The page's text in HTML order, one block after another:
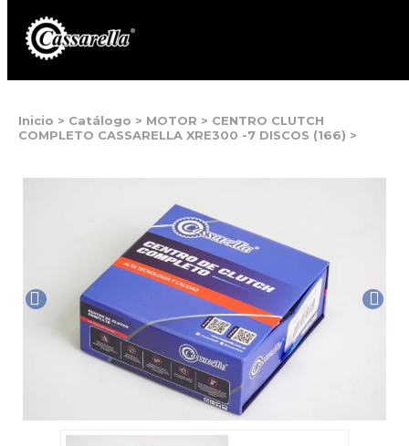
Inicio > Catálogo > MOTOR > CENTRO CLUTCH
COMPLETO CASSARELLA XRE300 -7 DISCOS (166) >